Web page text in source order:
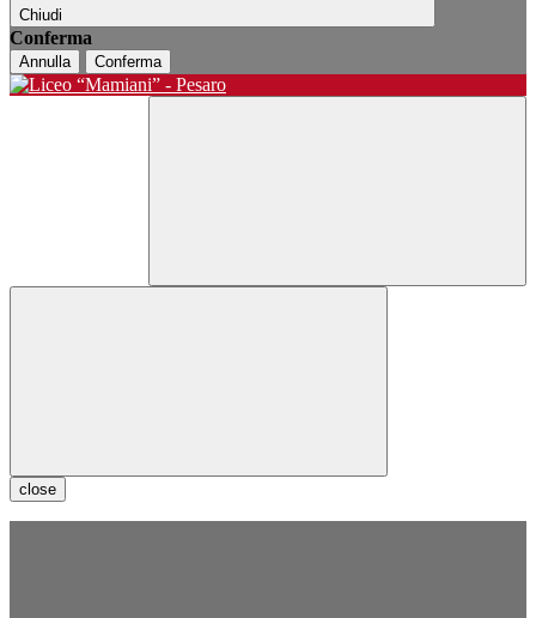
Chiudi
Conferma
Annulla Conferma
close